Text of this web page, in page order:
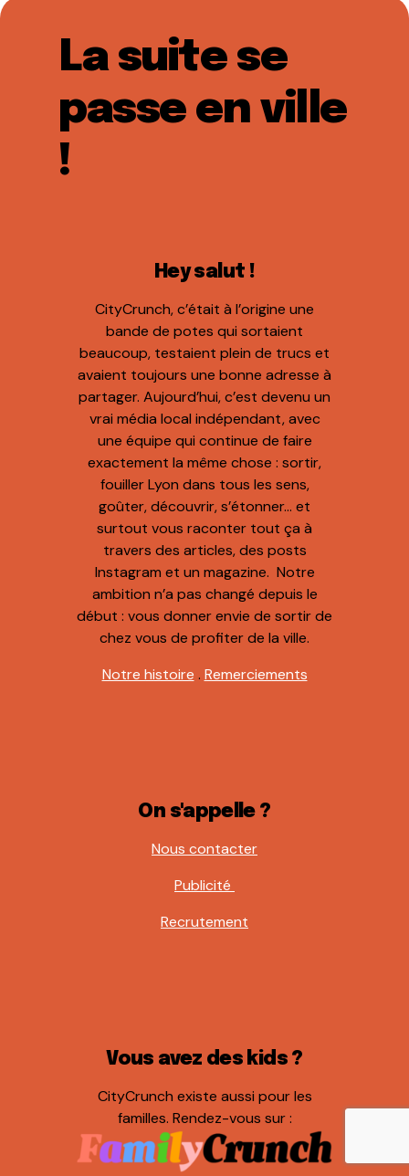
La suite se
passe en ville
!
Hey salut !
CityCrunch, c’était à l’origine une
bande de potes qui sortaient
beaucoup, testaient plein de trucs et
avaient toujours une bonne adresse à
partager. Aujourd’hui, c’est devenu un
vrai média local indépendant, avec
une équipe qui continue de faire
exactement la même chose : sortir,
fouiller Lyon dans tous les sens,
goûter, découvrir, s’étonner… et
surtout vous raconter tout ça à
travers des articles, des posts
Instagram et un magazine. Notre
ambition n’a pas changé depuis le
début : vous donner envie de sortir de
chez vous de profiter de la ville.
Notre histoire . Remerciements
On s'appelle ?
Nous contacter
Publicité
Recrutement
Vous avez des kids ?
CityCrunch existe aussi pour les
familles. Rendez-vous sur :